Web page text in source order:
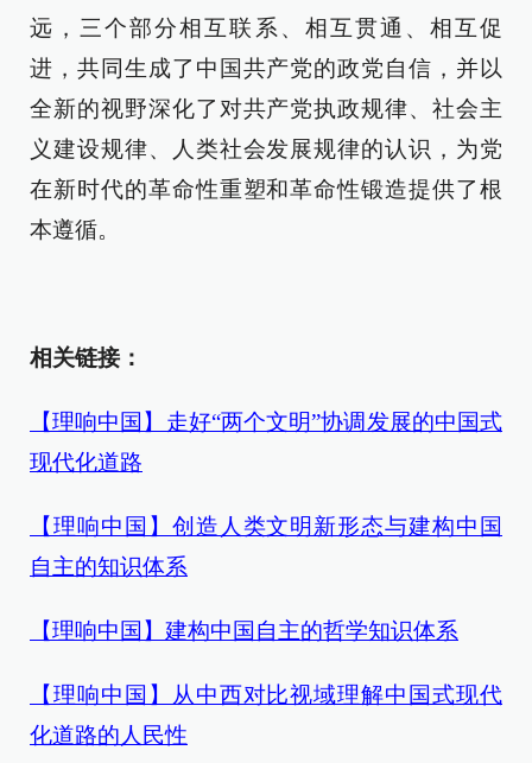
远，三个部分相互联系、相互贯通、相互促
进，共同生成了中国共产党的政党自信，并以
全新的视野深化了对共产党执政规律、社会主
义建设规律、人类社会发展规律的认识，为党
在新时代的革命性重塑和革命性锻造提供了根
本遵循。
相关链接：
【理响中国】走好“两个文明”协调发展的中国式
现代化道路
【理响中国】创造人类文明新形态与建构中国
自主的知识体系
【理响中国】建构中国自主的哲学知识体系
【理响中国】从中西对比视域理解中国式现代
化道路的人民性